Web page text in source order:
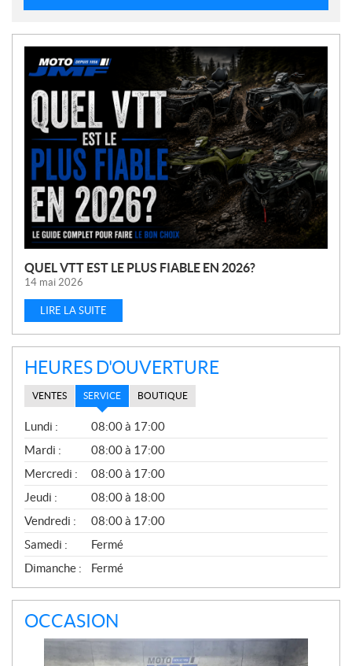
O
U
V
E
L
E
QUEL VTT EST LE PLUS FIABLE EN 2026?
14 mai 2026
LIRE LA SUITE
HEURES D'OUVERTURE
VENTES SERVICE BOUTIQUE
S
E
R
V
I
C
E
Lundi :
08:00 à 17:00
Mardi :
08:00 à 17:00
Mercredi :
08:00 à 17:00
Jeudi :
08:00 à 18:00
Vendredi :
08:00 à 17:00
Samedi :
Fermé
Dimanche :
Fermé
OCCASION